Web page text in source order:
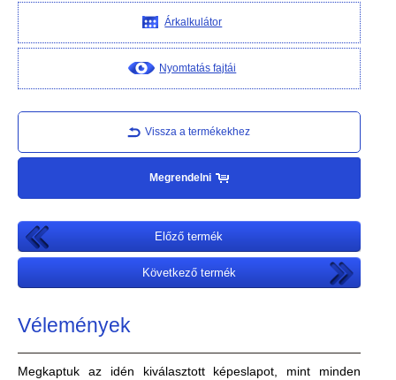
Árkalkulátor
Nyomtatás fajtái
Vissza a termékekhez
Megrendelni
Előző termék
Következő termék
Vélemények
Megkaptuk az idén kiválasztott képeslapot, mint minden